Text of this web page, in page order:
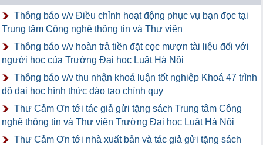
Thông báo v/v Điều chỉnh hoạt động phục vụ bạn đọc tại
Trung tâm Công nghệ thông tin và Thư viện
Thông báo v/v hoàn trả tiền đặt cọc mượn tài liệu đối với
người học của Trường Đại học Luật Hà Nội
Thông báo v/v thu nhận khoá luận tốt nghiệp Khoá 47 trình
độ đại học hình thức đào tạo chính quy
Thư Cảm Ơn tới tác giả gửi tặng sách Trung tâm Công
nghệ thông tin và Thư viện Trường Đại học Luật Hà Nội
Thư Cảm Ơn tới nhà xuất bản và tác giả gửi tặng sách